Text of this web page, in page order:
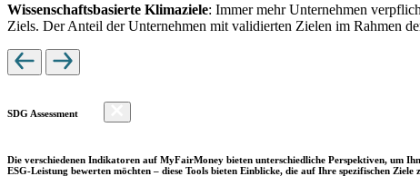
Wissenschaftsbasierte Klimaziele: Immer mehr Unternehmen
Ziels. Der Anteil der Unternehmen mit validierten Zielen im Rahmen
SDG Assessment
Die verschiedenen Indikatoren auf MyFairMoney bieten unterschiedliche Perspektiven, um
ESG-Leistung bewerten möchten – diese Tools bieten Einblicke, die auf Ihre spezifischen